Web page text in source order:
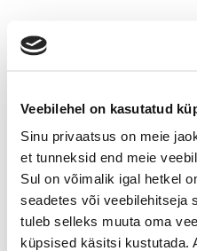
Veebilehel on kasutatud
Sinu privaatsus on meie
et tunneksid end meie
Sul on võimalik igal hetkel
seadetes või veebilehitseja
tuleb selleks muuta oma
küpsised käsitsi kustutada.